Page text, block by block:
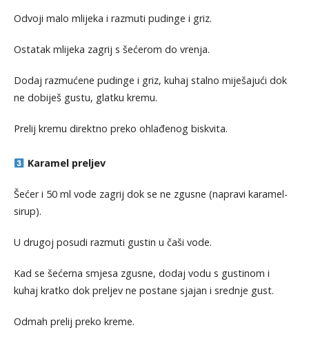
Odvoji malo mlijeka i razmuti pudinge i griz.
Ostatak mlijeka zagrij s šećerom do vrenja.
Dodaj razmućene pudinge i griz, kuhaj stalno miješajući dok
ne dobiješ gustu, glatku kremu.
Prelij kremu direktno preko ohlađenog biskvita.
Karamel preljev
Šećer i 50 ml vode zagrij dok se ne zgusne (napravi karamel-
sirup).
U drugoj posudi razmuti gustin u čaši vode.
Kad se šećerna smjesa zgusne, dodaj vodu s gustinom i
kuhaj kratko dok preljev ne postane sjajan i srednje gust.
Odmah prelij preko kreme.